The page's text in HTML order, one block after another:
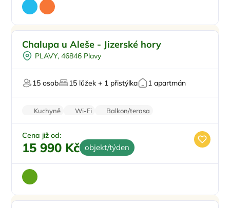
Dětské hřiště
Venkovní bazén
Pro skupiny
Chalupa u Aleše - Jizerské hory
PLAVY, 46846 Plavy
15 osob 15 lůžek + 1 přistýlka 1 apartmán
Kuchyně Wi-Fi
Balkon/terasa
Zvířata povolena
Vysavač
Cena již od:
15 990 Kč objekt/týden